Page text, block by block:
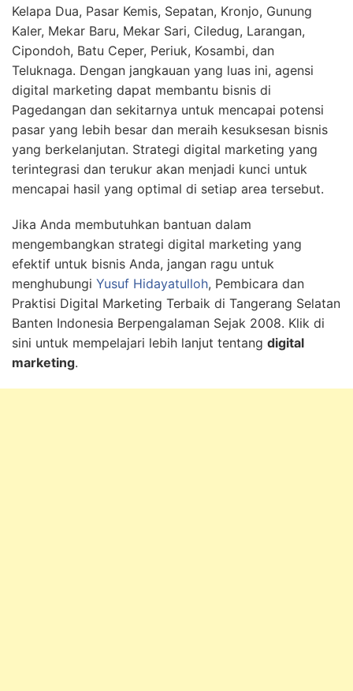
Kelapa Dua, Pasar Kemis, Sepatan, Kronjo, Gunung
Kaler, Mekar Baru, Mekar Sari, Ciledug, Larangan,
Cipondoh, Batu Ceper, Periuk, Kosambi, dan
Teluknaga. Dengan jangkauan yang luas ini, agensi
digital marketing dapat membantu bisnis di
Pagedangan dan sekitarnya untuk mencapai potensi
pasar yang lebih besar dan meraih kesuksesan bisnis
yang berkelanjutan. Strategi digital marketing yang
terintegrasi dan terukur akan menjadi kunci untuk
mencapai hasil yang optimal di setiap area tersebut.
Jika Anda membutuhkan bantuan dalam
mengembangkan strategi digital marketing yang
efektif untuk bisnis Anda, jangan ragu untuk
menghubungi Yusuf Hidayatulloh, Pembicara dan
Praktisi Digital Marketing Terbaik di Tangerang Selatan
Banten Indonesia Berpengalaman Sejak 2008. Klik di
sini untuk mempelajari lebih lanjut tentang digital
marketing.